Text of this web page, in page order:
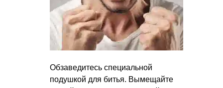
Обзаведитесь специальной
подушкой для битья. Вымещайте